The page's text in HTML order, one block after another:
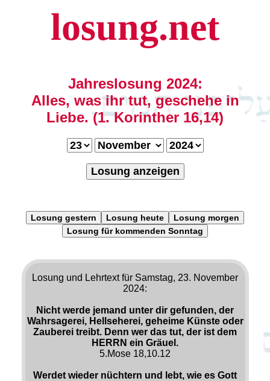
losung.net
Jahreslosung 2024:
Alles, was ihr tut, geschehe in
Liebe. (1. Korinther 16,14)
Losung anzeigen
Losung gestern Losung heute
Losung morgen
Losung für kommenden Sonntag
Losung und Lehrtext für Samstag, 23. November
2024:
Nicht werde jemand unter dir gefunden, der
Wahrsagerei, Hellseherei, geheime Künste oder
Zauberei treibt. Denn wer das tut, der ist dem
HERRN ein Gräuel.
5.Mose 18,10.12
Werdet wieder nüchtern und lebt, wie es Gott